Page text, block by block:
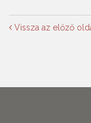
Vissza az előző